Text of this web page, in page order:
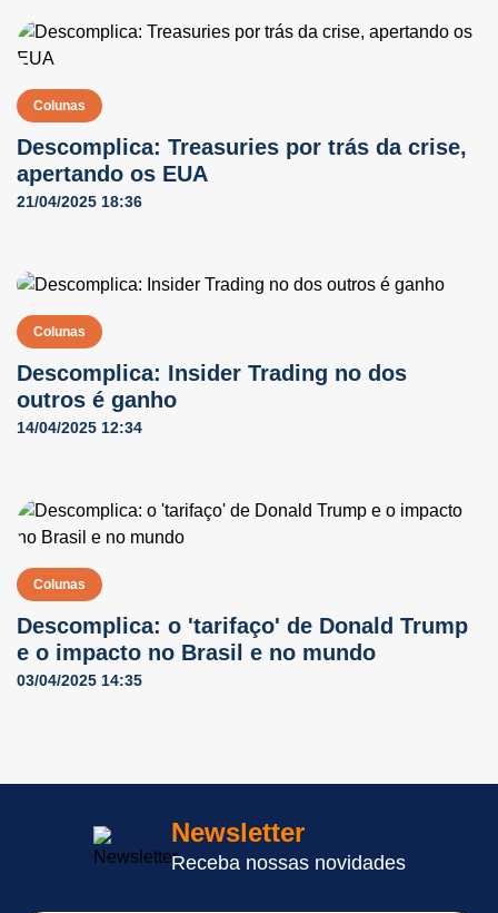
Colunas
Descomplica: Treasuries por trás da crise,
apertando os EUA
21/04/2025 18:36
Colunas
Descomplica: Insider Trading no dos
outros é ganho
14/04/2025 12:34
Colunas
Descomplica: o 'tarifaço' de Donald Trump
e o impacto no Brasil e no mundo
03/04/2025 14:35
Newsletter
Receba nossas novidades